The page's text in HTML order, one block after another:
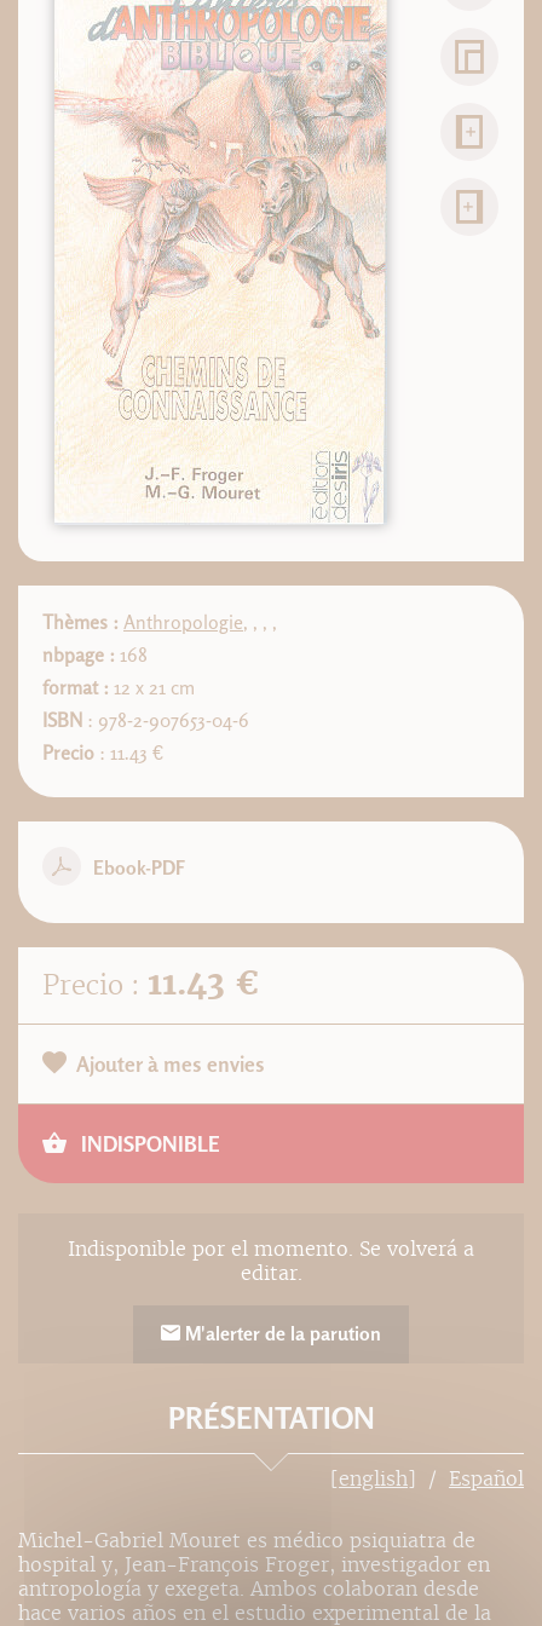
Thèmes : Anthropologie, , , ,
nbpage : 168
format : 12 x 21 cm
ISBN : 978-2-907653-04-6
Precio : 11.43 €
Ebook-PDF
Precio : 11.43 €
Ajouter à mes envies
INDISPONIBLE
Indisponible por el momento. Se volverá a
editar.
M'alerter de la parution
PRÉSENTATION
[english] Español
Michel-Gabriel Mouret es médico psiquiatra de
hospital y, Jean-François Froger, investigador en
antropología y exegeta. Ambos colaboran desde
hace varios años en el estudio experimental de la